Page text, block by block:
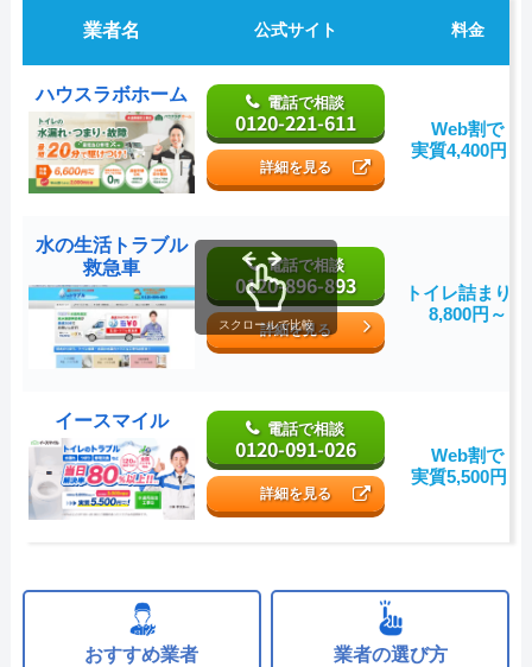
業者名 公式サイト 料金
ハウスラボホーム 電話で相談
0120-221-611
詳細を見る
Web割で
実質4,400円～
水の生活トラブル
救急車
電話で相談
0120-896-893
詳細を見る
トイレ詰まり：
8,800円～
イースマイル 電話で相談
0120-091-026
詳細を見る
Web割で
実質5,500円～
スクロールで比較
おすすめ業者 業者の選び方